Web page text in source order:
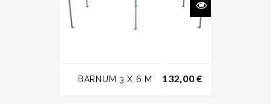
BARNUM 3 X 6 M
132,00 €